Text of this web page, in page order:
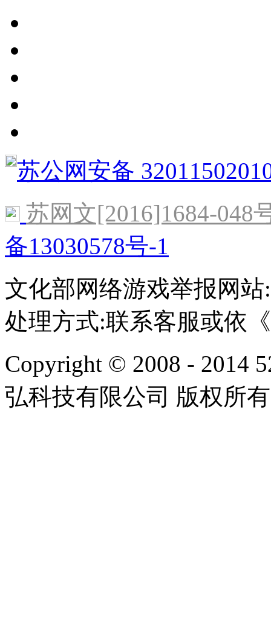
苏公网安备
苏网文[2016]1684-048
备13030578号-1
文化部网络游戏举报网站
处理方式:联系客服或依
Copyright © 2008 - 2014
弘科技有限公司 版权所有